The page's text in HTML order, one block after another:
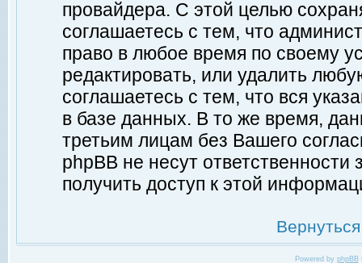
провайдера. С этой целью
соглашаетесь с тем, что
право в любое время по своему
редактировать, или удалить
соглашаетесь с тем, что вся
в базе данных. В то же время,
третьим лицам без Вашего
phpBB не несут ответственности
получить доступ к этой
Powered by phpBB